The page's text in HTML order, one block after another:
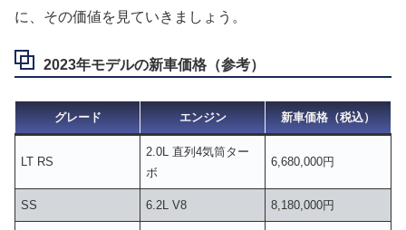
に、その価値を見ていきましょう。
2023年モデルの新車価格（参考）
グレード エンジン 新車価格（税込）
LT RS
2.0L 直列4気筒ター
ボ
6,680,000円
SS 6.2L V8 8,180,000円